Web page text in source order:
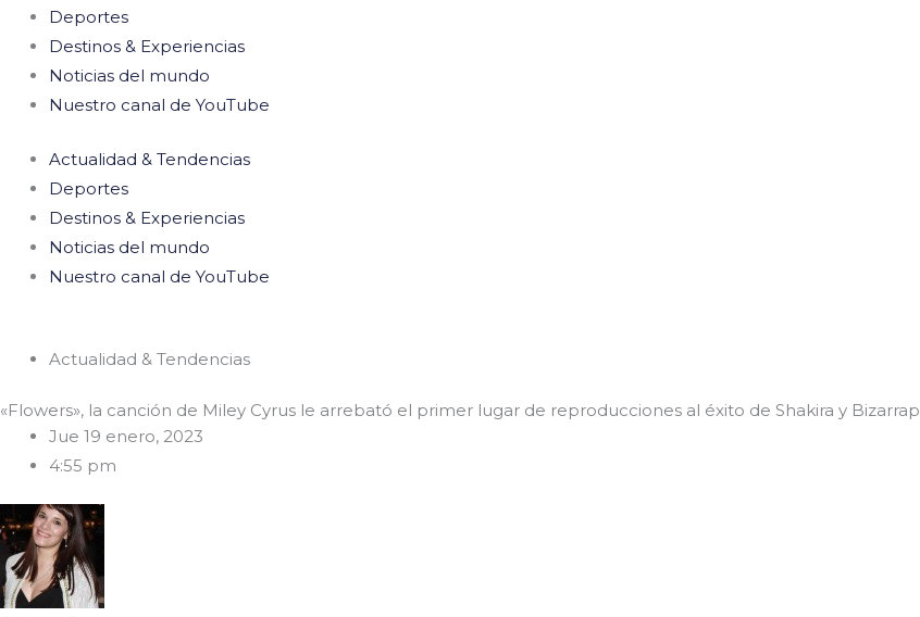
Deportes
Destinos & Experiencias
Noticias del mundo
Nuestro canal de YouTube
Actualidad & Tendencias
Deportes
Destinos & Experiencias
Noticias del mundo
Nuestro canal de YouTube
Actualidad & Tendencias
«Flowers», la canción de Miley Cyrus le arrebató el primer lugar de reproducciones al éxito de Shakira y Bizarrap
Jue 19 enero, 2023
4:55 pm